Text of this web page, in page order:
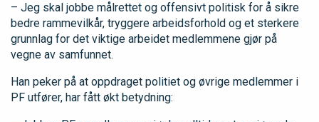
– Jeg skal jobbe målrettet og offensivt politisk for å sikre
bedre rammevilkår, tryggere arbeidsforhold og et sterkere
grunnlag for det viktige arbeidet medlemmene gjør på
vegne av samfunnet.
Han peker på at oppdraget politiet og øvrige medlemmer i
PF utfører, har fått økt betydning: